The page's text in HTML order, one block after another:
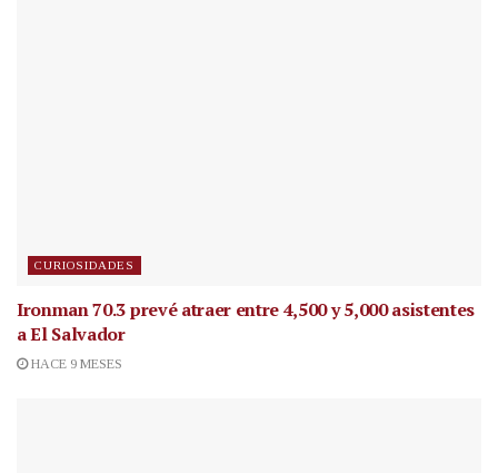
CURIOSIDADES
Ironman 70.3 prevé atraer entre 4,500 y 5,000 asistentes
a El Salvador
HACE 9 MESES